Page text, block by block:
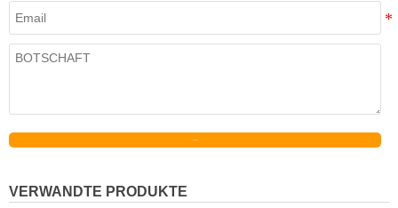
VERWANDTE PRODUKTE